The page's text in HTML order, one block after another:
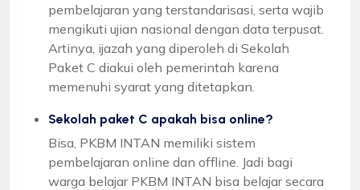
pembelajaran yang terstandarisasi, serta wajib
mengikuti ujian nasional dengan data terpusat.
Artinya, ijazah yang diperoleh di Sekolah
Paket C diakui oleh pemerintah karena
memenuhi syarat yang ditetapkan.
Sekolah paket C apakah bisa online?
Bisa, PKBM INTAN memiliki sistem
pembelajaran online dan offline. Jadi bagi
warga belajar PKBM INTAN bisa belajar secara